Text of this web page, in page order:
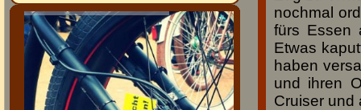
nochmal
fürs Essen
Etwas
haben
und ihren
Cruiser